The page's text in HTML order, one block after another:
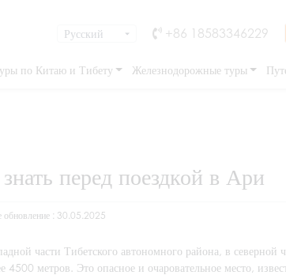
+86 18583346229
по Китаю и Тибету Железнодорожные туры
перед поездкой в Ари
обновление : 30.05.2025
части Тибетского автономного района, в северной
4500 метров. Это опасное и очаровательное место,